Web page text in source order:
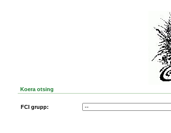
Koera otsing
FCI grupp: